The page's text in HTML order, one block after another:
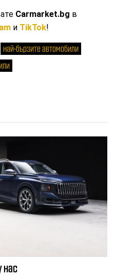
Carmarket.bg в
и TikTok!
най-бързите автомобили
нас